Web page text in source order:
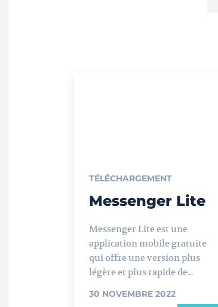
TÉLÉCHARGEMENT
Messenger Lite
Messenger Lite est une
application mobile gratuite
qui offre une version plus
légère et plus rapide de...
30 NOVEMBRE 2022